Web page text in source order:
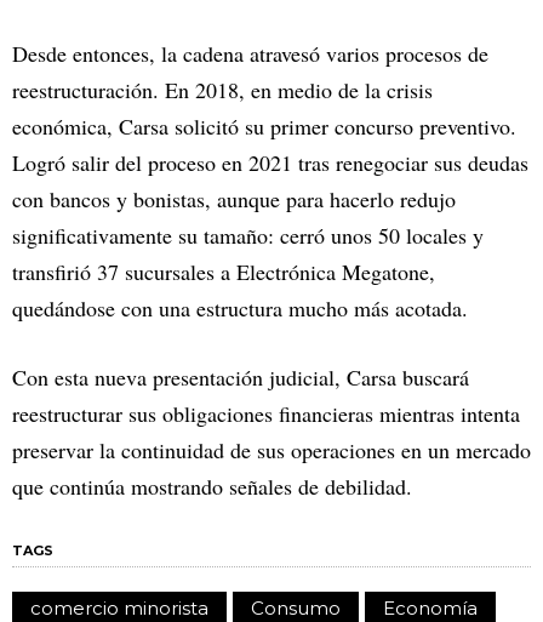
Desde entonces, la cadena atravesó varios procesos de
reestructuración. En 2018, en medio de la crisis
económica, Carsa solicitó su primer concurso preventivo.
Logró salir del proceso en 2021 tras renegociar sus deudas
con bancos y bonistas, aunque para hacerlo redujo
significativamente su tamaño: cerró unos 50 locales y
transfirió 37 sucursales a Electrónica Megatone,
quedándose con una estructura mucho más acotada.
Con esta nueva presentación judicial, Carsa buscará
reestructurar sus obligaciones financieras mientras intenta
preservar la continuidad de sus operaciones en un mercado
que continúa mostrando señales de debilidad.
TAGS
comercio minorista Consumo Economía